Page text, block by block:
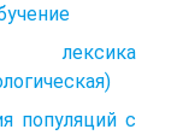
лексика
популяций с